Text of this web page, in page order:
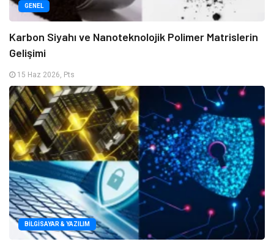
GENEL
Karbon Siyahı ve Nanoteknolojik Polimer Matrislerin
Gelişimi
15 Haz 2026, Pts
BILGISAYAR & YAZILIM